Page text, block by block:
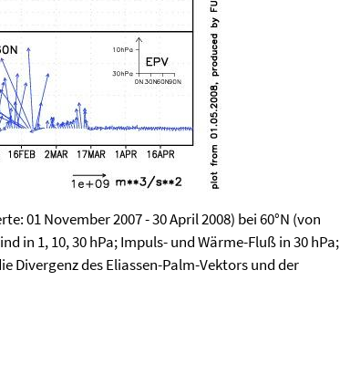
01 November 2007 - 30 April 2008) bei 60°N (von
in 1, 10, 30 hPa; Impuls- und Wärme-Fluß in 30 hPa;
Divergenz des Eliassen-Palm-Vektors und der